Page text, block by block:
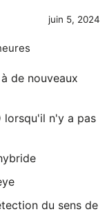
juin 5, 2024
de nouveaux
lorsqu'il n'y a pas
du sens de